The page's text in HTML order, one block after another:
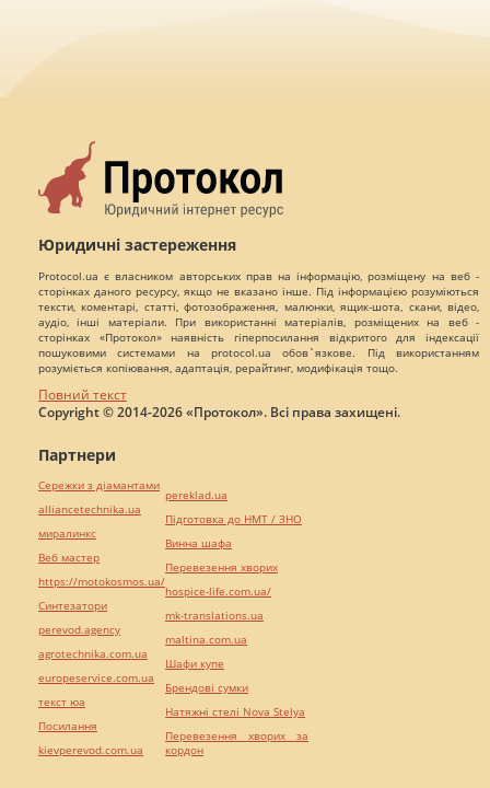
Юридичні застереження
Protocol.ua є власником авторських прав на інформацію, розміщену на веб -
сторінках даного ресурсу, якщо не вказано інше. Під інформацією розуміються
тексти, коментарі, статті, фотозображення, малюнки, ящик-шота, скани, відео,
аудіо, інші матеріали. При використанні матеріалів, розміщених на веб -
сторінках «Протокол» наявність гіперпосилання відкритого для індексації
пошуковими системами на protocol.ua обов`язкове. Під використанням
розуміється копіювання, адаптація, рерайтинг, модифікація тощо.
Повний текст
Copyright © 2014-2026 «Протокол». Всі права захищені.
Партнери
Сережки з діамантами
alliancetechnika.ua
миралинкс
Веб мастер
https://motokosmos.ua/
Синтезатори
perevod.agency
agrotechnika.com.ua
europeservice.com.ua
текст юа
Посилання
kievperevod.com.ua
pereklad.ua
Підготовка до НМТ / ЗНО
Винна шафа
Перевезення хворих
hospice-life.com.ua/
mk-translations.ua
maltina.com.ua
Шафи купе
Брендові сумки
Натяжні стелі Nova Stelya
Перевезення хворих за
кордон